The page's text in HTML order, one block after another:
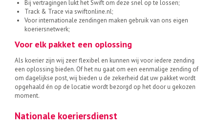
Bij vertragingen lukt het Swift om deze snel op te lossen;
Track & Trace via swiftonline.nl;
Voor internationale zendingen maken gebruik van ons eigen
koeriersnetwerk;
Voor elk pakket een oplossing
Als koerier zijn wij zeer flexibel en kunnen wij voor iedere zending
een oplossing bieden. Of het nu gaat om een eenmalige zending of
om dagelijkse post, wij bieden u de zekerheid dat uw pakket wordt
opgehaald én op de locatie wordt bezorgd op het door u gekozen
moment.
Nationale koeriersdienst